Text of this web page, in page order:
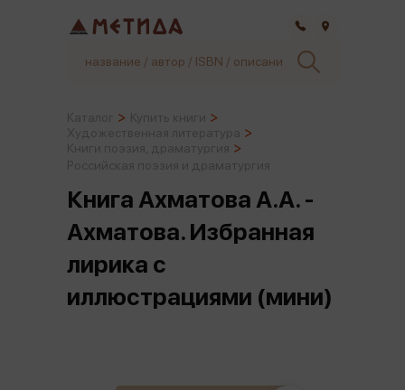
Книга Ахматова А.А. -
Ахматова. Избранная
лирика с
иллюстрациями (мини)